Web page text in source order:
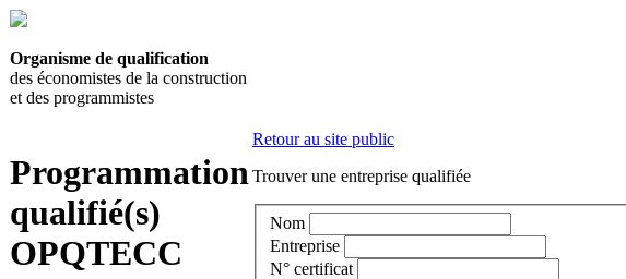
Organisme de qualification
des économistes de la construction
et des programmistes
Programmation
qualifié(s)
OPQTECC
Retour au site public
Trouver une entreprise qualifiée
Nom
Entreprise
N° certificat